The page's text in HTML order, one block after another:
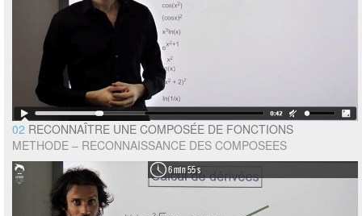
02 RECONNAÎTRE UNE COMPOSÉE DE FONCTIONS
METHODE – RECONNAISSANCE DES COMPOSEES
6 min 55 s